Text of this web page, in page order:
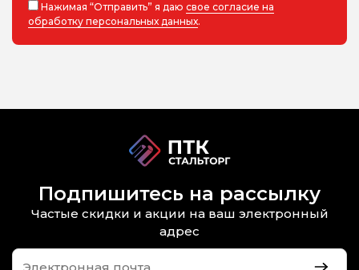
Нажимая “Отправить” я даю свое согласие на
обработку персональных данных.
Подпишитесь на рассылку
Частые скидки и акции на ваш электронный
адрес